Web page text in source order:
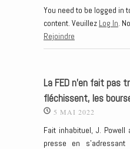
You need to be logged in
content. Veuillez Log In.
Rejoindre
La FED n’en fait pas
fléchissent, les
5 MAI 2022
Fait inhabituel, J.
presse en